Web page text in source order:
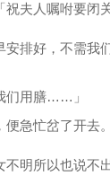
祝夫人嘱咐要闭
安排好，不需我
用膳……」
急忙岔了开去
不明所以也说不